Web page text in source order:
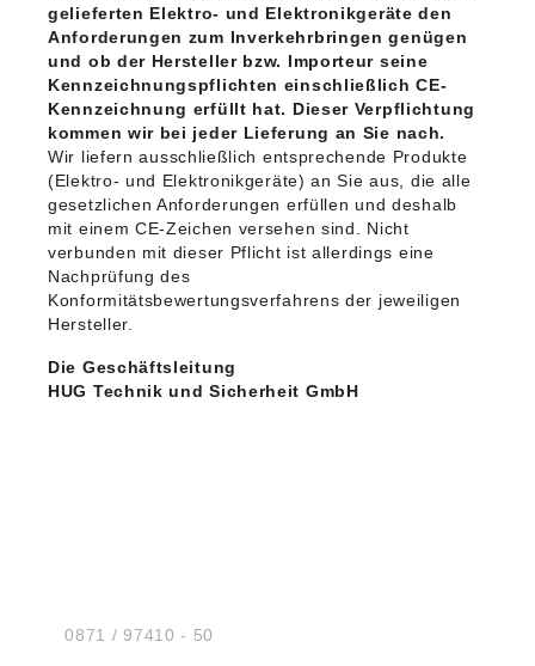
gelieferten Elektro- und Elektronikgeräte den
Anforderungen zum Inverkehrbringen genügen
und ob der Hersteller bzw. Importeur seine
Kennzeichnungspflichten einschließlich CE-
Kennzeichnung erfüllt hat. Dieser Verpflichtung
kommen wir bei jeder Lieferung an Sie nach.
Wir liefern ausschließlich entsprechende Produkte
(Elektro- und Elektronikgeräte) an Sie aus, die alle
gesetzlichen Anforderungen erfüllen und deshalb
mit einem CE-Zeichen versehen sind. Nicht
verbunden mit dieser Pflicht ist allerdings eine
Nachprüfung des
Konformitätsbewertungsverfahrens der jeweiligen
Hersteller.
Die Geschäftsleitung
HUG Technik und Sicherheit GmbH
Tel.:0871 / 97410 - 50